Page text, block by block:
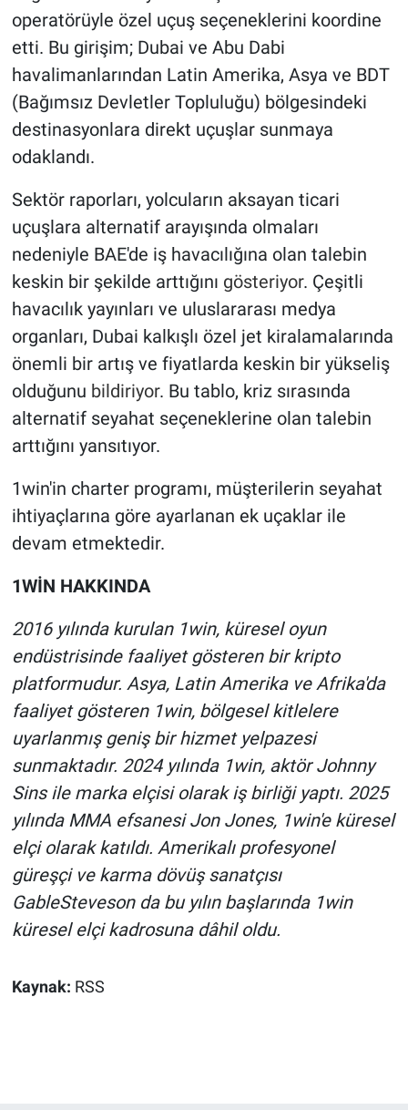
operatörüyle özel uçuş seçeneklerini koordine
etti. Bu girişim; Dubai ve Abu Dabi
havalimanlarından Latin Amerika, Asya ve BDT
(Bağımsız Devletler Topluluğu) bölgesindeki
destinasyonlara direkt uçuşlar sunmaya
odaklandı.
Sektör raporları, yolcuların aksayan ticari
uçuşlara alternatif arayışında olmaları
nedeniyle BAE'de iş havacılığına olan talebin
keskin bir şekilde arttığını gösteriyor. Çeşitli
havacılık yayınları ve uluslararası medya
organları, Dubai kalkışlı özel jet kiralamalarında
önemli bir artış ve fiyatlarda keskin bir yükseliş
olduğunu bildiriyor. Bu tablo, kriz sırasında
alternatif seyahat seçeneklerine olan talebin
arttığını yansıtıyor.
1win'in charter programı, müşterilerin seyahat
ihtiyaçlarına göre ayarlanan ek uçaklar ile
devam etmektedir.
1WİN HAKKINDA
2016 yılında kurulan 1win, küresel oyun
endüstrisinde faaliyet gösteren bir kripto
platformudur. Asya, Latin Amerika ve Afrika'da
faaliyet gösteren 1win, bölgesel kitlelere
uyarlanmış geniş bir hizmet yelpazesi
sunmaktadır. 2024 yılında 1win, aktör Johnny
Sins ile marka elçisi olarak iş birliği yaptı. 2025
yılında MMA efsanesi Jon Jones, 1win'e küresel
elçi olarak katıldı. Amerikalı profesyonel
güreşçi ve karma dövüş sanatçısı
GableSteveson da bu yılın başlarında 1win
küresel elçi kadrosuna dâhil oldu.
Kaynak: RSS